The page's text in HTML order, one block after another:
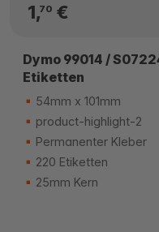
1,70€
Dymo 99014 /
Etiketten
54mm x 101mm
product-highlight-2
Permanenter Kleber
220 Etiketten
25mm Kern